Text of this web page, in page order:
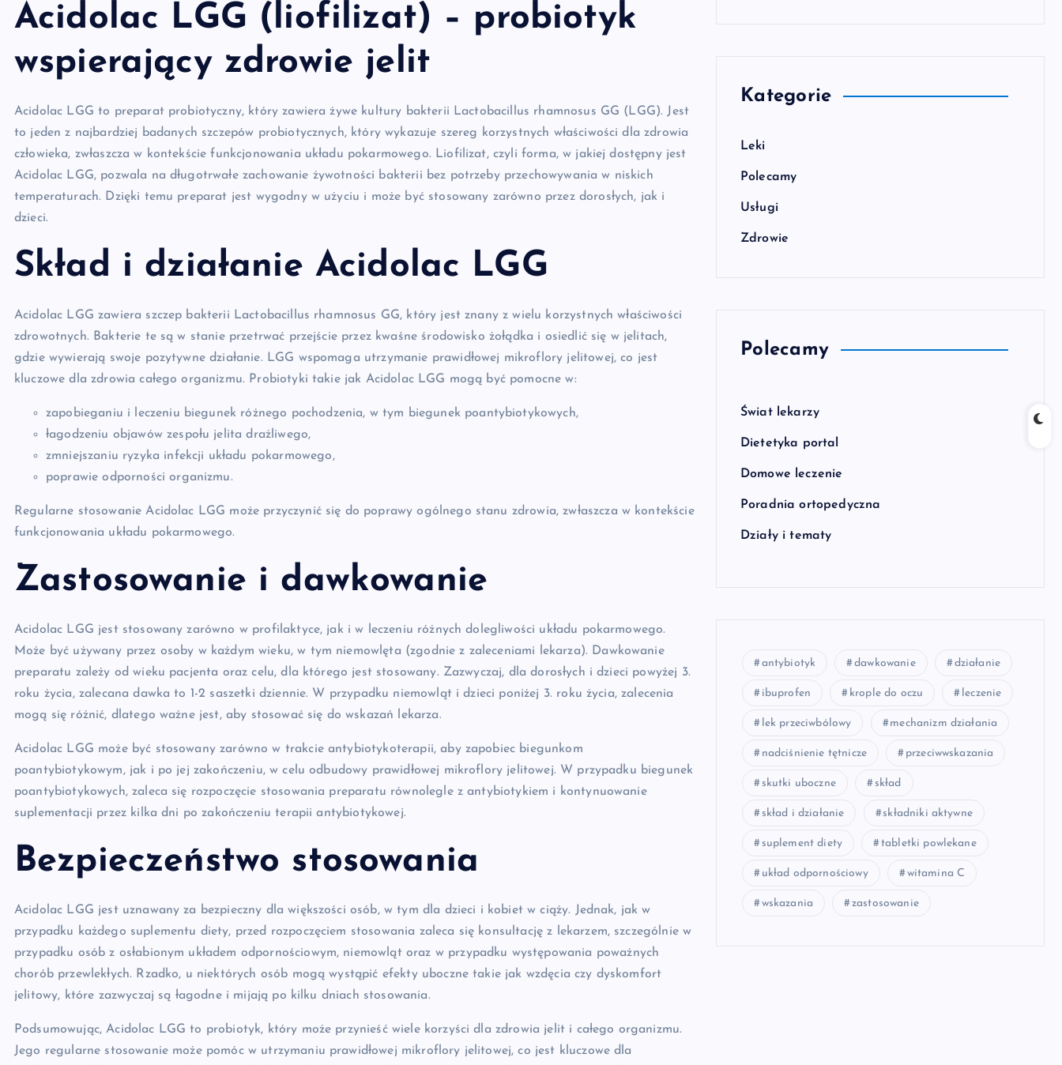
Acidolac LGG (liofilizat) – probiotyk
wspierający zdrowie jelit
Acidolac LGG to preparat probiotyczny, który zawiera żywe kultury bakterii Lactobacillus rhamnosus GG (LGG). Jest
to jeden z najbardziej badanych szczepów probiotycznych, który wykazuje szereg korzystnych właściwości dla zdrowia
człowieka, zwłaszcza w kontekście funkcjonowania układu pokarmowego. Liofilizat, czyli forma, w jakiej dostępny jest
Acidolac LGG, pozwala na długotrwałe zachowanie żywotności bakterii bez potrzeby przechowywania w niskich
temperaturach. Dzięki temu preparat jest wygodny w użyciu i może być stosowany zarówno przez dorosłych, jak i
dzieci.
Skład i działanie Acidolac LGG
Acidolac LGG zawiera szczep bakterii Lactobacillus rhamnosus GG, który jest znany z wielu korzystnych właściwości
zdrowotnych. Bakterie te są w stanie przetrwać przejście przez kwaśne środowisko żołądka i osiedlić się w jelitach,
gdzie wywierają swoje pozytywne działanie. LGG wspomaga utrzymanie prawidłowej mikroflory jelitowej, co jest
kluczowe dla zdrowia całego organizmu. Probiotyki takie jak Acidolac LGG mogą być pomocne w:
zapobieganiu i leczeniu biegunek różnego pochodzenia, w tym biegunek poantybiotykowych,
łagodzeniu objawów zespołu jelita drażliwego,
zmniejszaniu ryzyka infekcji układu pokarmowego,
poprawie odporności organizmu.
Regularne stosowanie Acidolac LGG może przyczynić się do poprawy ogólnego stanu zdrowia, zwłaszcza w kontekście
funkcjonowania układu pokarmowego.
Zastosowanie i dawkowanie
Acidolac LGG jest stosowany zarówno w profilaktyce, jak i w leczeniu różnych dolegliwości układu pokarmowego.
Może być używany przez osoby w każdym wieku, w tym niemowlęta (zgodnie z zaleceniami lekarza). Dawkowanie
preparatu zależy od wieku pacjenta oraz celu, dla którego jest stosowany. Zazwyczaj, dla dorosłych i dzieci powyżej 3.
roku życia, zalecana dawka to 1-2 saszetki dziennie. W przypadku niemowląt i dzieci poniżej 3. roku życia, zalecenia
mogą się różnić, dlatego ważne jest, aby stosować się do wskazań lekarza.
Acidolac LGG może być stosowany zarówno w trakcie antybiotykoterapii, aby zapobiec biegunkom
poantybiotykowym, jak i po jej zakończeniu, w celu odbudowy prawidłowej mikroflory jelitowej. W przypadku biegunek
poantybiotykowych, zaleca się rozpoczęcie stosowania preparatu równolegle z antybiotykiem i kontynuowanie
suplementacji przez kilka dni po zakończeniu terapii antybiotykowej.
Bezpieczeństwo stosowania
Acidolac LGG jest uznawany za bezpieczny dla większości osób, w tym dla dzieci i kobiet w ciąży. Jednak, jak w
przypadku każdego suplementu diety, przed rozpoczęciem stosowania zaleca się konsultację z lekarzem, szczególnie w
przypadku osób z osłabionym układem odpornościowym, niemowląt oraz w przypadku występowania poważnych
chorób przewlekłych. Rzadko, u niektórych osób mogą wystąpić efekty uboczne takie jak wzdęcia czy dyskomfort
jelitowy, które zazwyczaj są łagodne i mijają po kilku dniach stosowania.
Podsumowując, Acidolac LGG to probiotyk, który może przynieść wiele korzyści dla zdrowia jelit i całego organizmu.
Jego regularne stosowanie może pomóc w utrzymaniu prawidłowej mikroflory jelitowej, co jest kluczowe dla
Kategorie
Leki
Polecamy
Usługi
Zdrowie
Polecamy
Świat lekarzy
Dietetyka portal
Domowe leczenie
Poradnia ortopedyczna
Działy i tematy
antybiotyk dawkowanie działanie
ibuprofen krople do oczu leczenie
lek przeciwbólowy mechanizm działania
nadciśnienie tętnicze przeciwwskazania
skutki uboczne skład
skład i działanie składniki aktywne
suplement diety tabletki powlekane
układ odpornościowy witamina C
wskazania zastosowanie